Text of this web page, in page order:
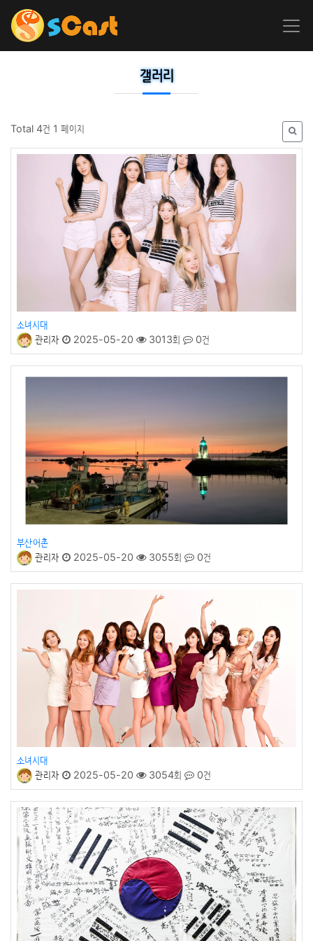
갤러리
Total 4건 1 페이지
소녀시대
관리자
2025-05-20 3013회 0건
부산어촌
관리자
2025-05-20 3055회 0건
소녀시대
관리자
2025-05-20 3054회 0건